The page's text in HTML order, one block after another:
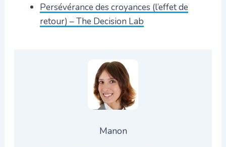
Persévérance des croyances (l’effet de
retour) – The Decision Lab
Manon